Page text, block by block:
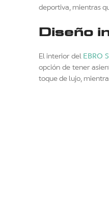
deportiva, mientras
Diseño
El interior del EBRO
opción de tener
toque de lujo,